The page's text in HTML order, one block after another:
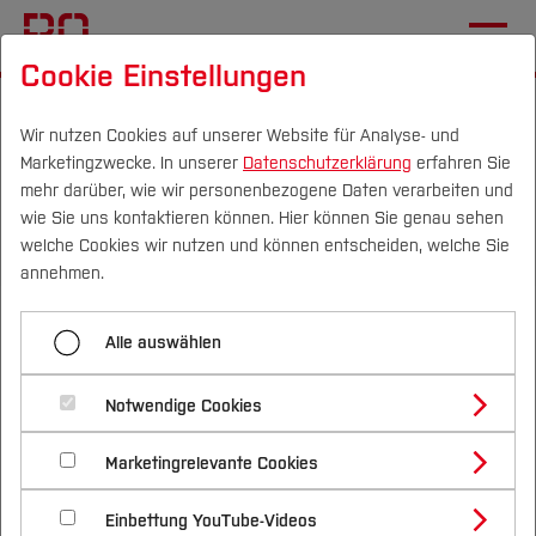
Campus Personen DE|EN Quicklinks
Studium
Studienangebote
Bachelorstudiengänge
Masterstudiengänge
Vor dem Studium
Bewerben & Einschreiben
Bewerbungsportal
Im Studium
Studienbüros und Prüfungen
Nach dem Studium
Forschung & Transfer
Profil
Forschungs- und Transferprofil
Schwerpunkte (FuT)
Beratung & Förderung
Nachhaltigkeit
Nachhaltigkeit studieren
International
Alumni
Mitgestalten!
Menü aufklappen
Gestalten Sie das Alumni-
Netzwerk mit!
Gerne möchten wir das Alumni-Netzwerk mit Ihnen
Cookie Einstellungen
Wir nutzen Cookies auf unserer Website für Analyse- und
Marketingzwecke. In unserer Datenschutzerklärung erfahren Sie
mehr darüber, wie wir personenbezogene Daten verarbeiten und
wie Sie uns kontaktieren können. Hier können Sie genau sehen
welche Cookies wir nutzen und können entscheiden, welche Sie
annehmen.
Alle auswählen
Notwendige Cookies
Marketingrelevante Cookies
Einbettung YouTube-Videos